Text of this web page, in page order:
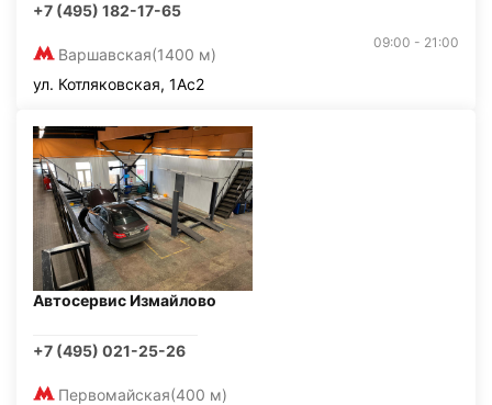
+7 (495) 182-17-65
Варшавская(1400 м)
09:00 - 21:00
ул. Котляковская, 1Ас2
Автосервис Измайлово
+7 (495) 021-25-26
Первомайская(400 м)